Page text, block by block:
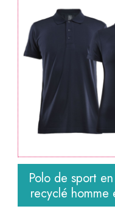
Polo de sport
recyclé homme